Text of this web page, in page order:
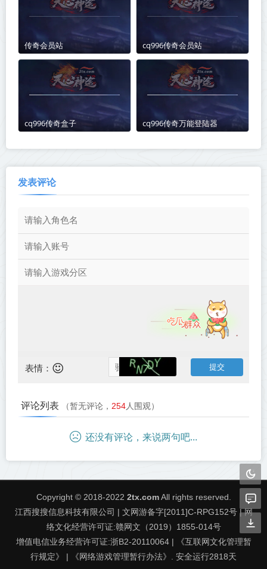
传奇会员站 cq996传奇会员站
cq996传奇盒子 cq996传奇万能登陆器
发表评论
表情：
评论列表 （暂无评论， 254人围观）
还没有评论，来说两句吧...
Copyright © 2018-2022 2tx.comAll rights reserved.
江西搜搜信息科技有限公司 | 文网游备字[2011]C-RPG152号 | 网
络文化经营许可证:赣网文（2019）1855-014号
增值电信业务经营许可证:浙B2-20110064 | 《互联网文化管理暂
行规定》 | 《网络游戏管理暂行办法》. 安全运行2818天